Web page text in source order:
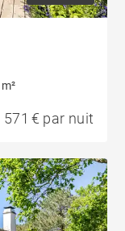
571 € par nuit